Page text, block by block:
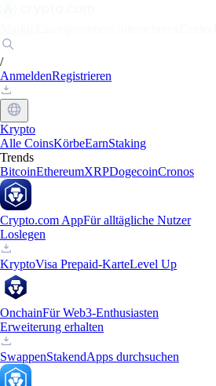
/
AnmeldenRegistrieren
Krypto
Alle CoinsKörbeEarnStaking
Trends
BitcoinEthereumXRPDogecoinCronos
Crypto.com AppFür alltägliche Nutzer
Loslegen
KryptoVisa Prepaid-KarteLevel Up
OnchainFür Web3-Enthusiasten
Erweiterung erhalten
SwappenStakendApps durchsuchen